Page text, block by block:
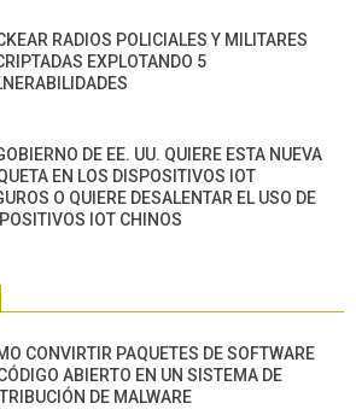
RADIOS POLICIALES Y MILITARES
EXPLOTANDO 5
DE EE. UU. QUIERE ESTA NUEVA
EN LOS DISPOSITIVOS IOT
O QUIERE DESALENTAR EL USO DE
IOT CHINOS
CONVIRTIR PAQUETES DE SOFTWARE
ABIERTO EN UN SISTEMA DE
DE MALWARE